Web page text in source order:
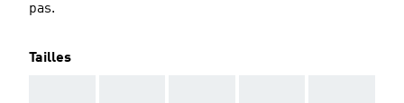
pas.
Tailles